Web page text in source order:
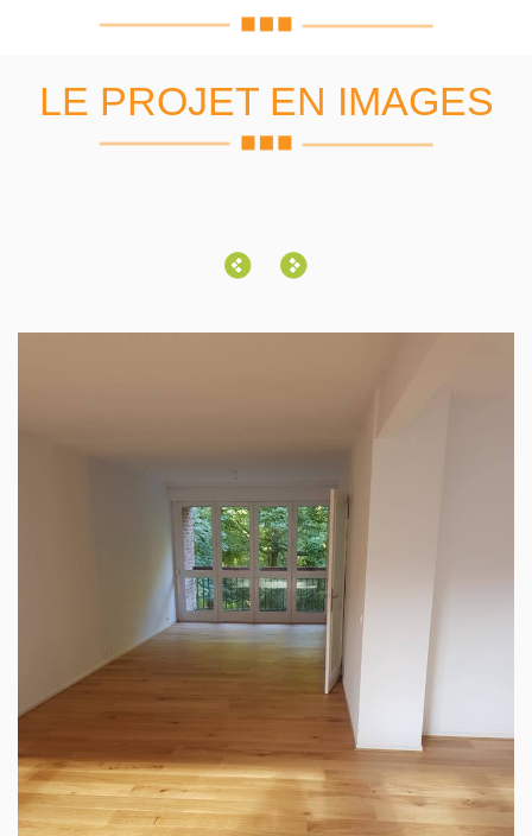
LE PROJET EN IMAGES